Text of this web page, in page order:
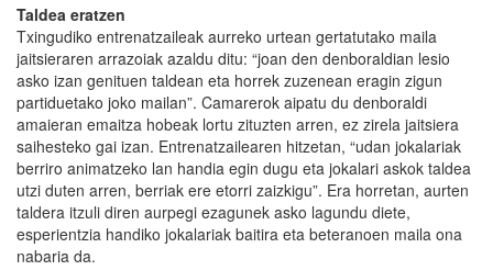
Taldea eratzen
Txingudiko entrenatzaileak aurreko urtean gertatutako maila
jaitsieraren arrazoiak azaldu ditu: “joan den denboraldian lesio
asko izan genituen taldean eta horrek zuzenean eragin zigun
partiduetako joko mailan”. Camarerok aipatu du denboraldi
amaieran emaitza hobeak lortu zituzten arren, ez zirela jaitsiera
saihesteko gai izan. Entrenatzailearen hitzetan, “udan jokalariak
berriro animatzeko lan handia egin dugu eta jokalari askok taldea
utzi duten arren, berriak ere etorri zaizkigu”. Era horretan, aurten
taldera itzuli diren aurpegi ezagunek asko lagundu diete,
esperientzia handiko jokalariak baitira eta beteranoen maila ona
nabaria da.